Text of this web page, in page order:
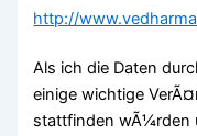
http://
Als ich die Daten
einige wichtige
stattfinden wÃ¼rden